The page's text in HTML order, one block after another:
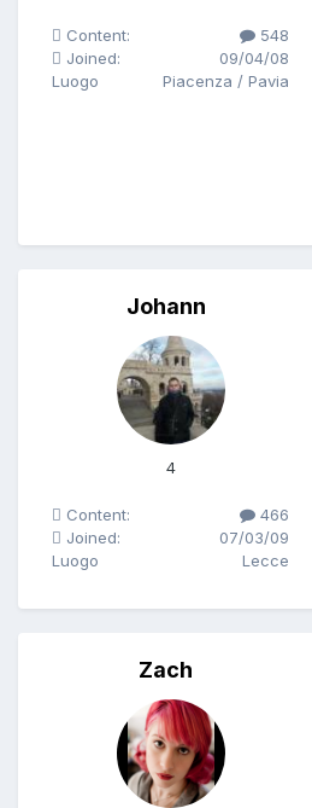
Content:
548
Joined:
09/04/08
Luogo
Piacenza / Pavia
Johann
4
Content:
466
Joined:
07/03/09
Luogo
Lecce
Zach